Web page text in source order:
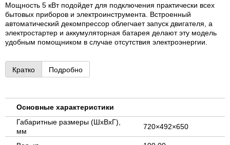
Мощность 5 кВт подойдет для подключения практически всех
бытовых приборов и электроинструмента. Встроенный
автоматический декомпрессор облегчает запуск двигателя, а
электростартер и аккумуляторная батарея делают эту модель
удобным помощником в случае отсутствия электроэнергии.
Кратко Подробно
Основные характеристики
Габаритные размеры (ШхВхГ),
мм
720×492×650